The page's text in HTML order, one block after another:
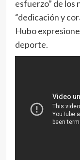
esfuerzo” de los
“dedicación y
Hubo
deporte.